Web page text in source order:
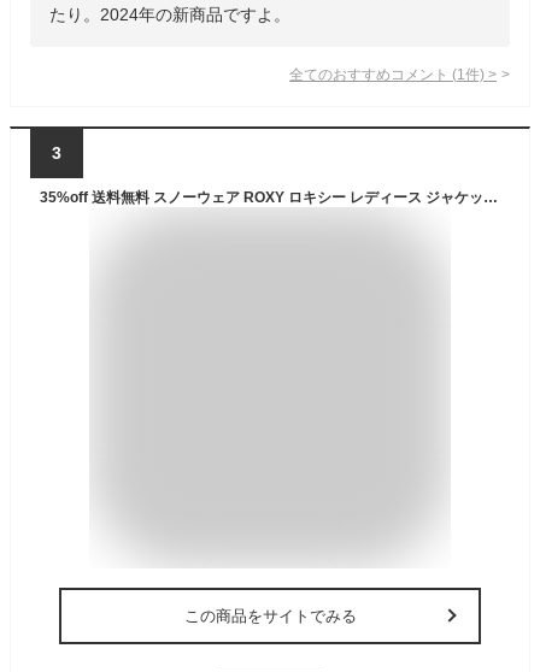
たり。2024年の新商品ですよ。
全てのおすすめコメント (1 件) >
3
35%off 送料無料 スノーウェア ROXY ロキシー レディース ジャケット ピンク RADIANT LINES OVERHEAD JACKET アノラック スノーボード スノボ スキー スノー ウェア アウター ERJTJ03426
この商品をサイトでみる